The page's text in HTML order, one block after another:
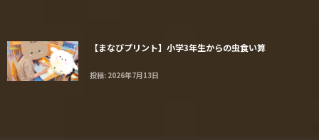
【まなびプリント】小学3年生からの虫食い算
投稿: 2026年7月13日